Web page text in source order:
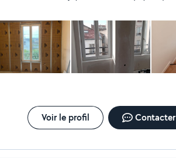
Voir le profil Contacter